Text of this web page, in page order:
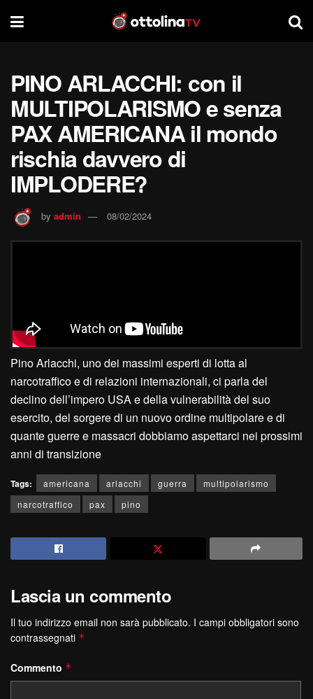
PINO ARLACCHI: con il
MULTIPOLARISMO e senza
PAX AMERICANA il mondo
rischia davvero di
IMPLODERE?
by admin 08/02/2024
Pino Arlacchi, uno dei massimi esperti di lotta al
narcotraffico e di relazioni internazionali, ci parla del
declino dell’impero USA e della vulnerabilità del suo
esercito, del sorgere di un nuovo ordine multipolare e di
quante guerre e massacri dobbiamo aspettarci nei prossimi
anni di transizione
Tags: americana arlacchi guerra
multipolarismo
narcotraffico
pax pino
Lascia un commento
Il tuo indirizzo email non sarà pubblicato. I campi obbligatori sono
contrassegnati *
Commento *